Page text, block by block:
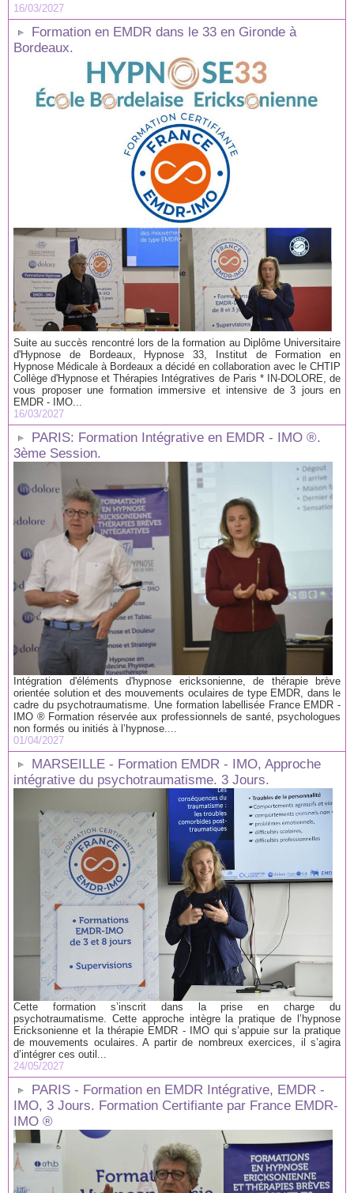
16/03/2027
Formation en EMDR dans le 33 en Gironde à
Bordeaux.
Suite au succès rencontré lors de la formation au Diplôme Universitaire
d'Hypnose de Bordeaux, Hypnose 33, Institut de Formation en
Hypnose Médicale à Bordeaux a décidé en collaboration avec le CHTIP
Collège d'Hypnose et Thérapies Intégratives de Paris * IN-DOLORE, de
vous proposer une formation immersive et intensive de 3 jours en
EMDR - IMO...
16/03/2027
PARIS: Formation Intégrative en EMDR - IMO ®.
3ème Session.
Intégration d'éléments d'hypnose ericksonienne, de thérapie brève
orientée solution et des mouvements oculaires de type EMDR, dans le
cadre du psychotraumatisme. Une formation labellisée France EMDR -
IMO ® Formation réservée aux professionnels de santé, psychologues
non formés ou initiés à l’hypnose....
01/04/2027
MARSEILLE - Formation EMDR - IMO, Approche
intégrative du psychotraumatisme. 3 Jours.
Cette formation s’inscrit dans la prise en charge du
psychotraumatisme. Cette approche intègre la pratique de l’hypnose
Ericksonienne et la thérapie EMDR - IMO qui s’appuie sur la pratique
de mouvements oculaires. A partir de nombreux exercices, il s’agira
d’intégrer ces outil...
24/05/2027
PARIS - Formation en EMDR Intégrative, EMDR -
IMO, 3 Jours. Formation Certifiante par France EMDR-
IMO ®